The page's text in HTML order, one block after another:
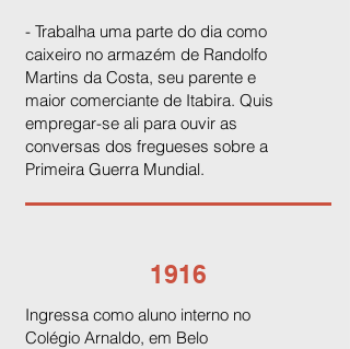
- Trabalha uma parte do dia como
caixeiro no armazém de Randolfo
Martins da Costa, seu parente e
maior comerciante de Itabira. Quis
empregar-se ali para ouvir as
conversas dos fregueses sobre a
Primeira Guerra Mundial.
1916
Ingressa como aluno interno no
Colégio Arnaldo, em Belo